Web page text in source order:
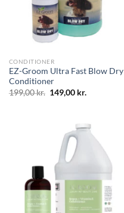
CONDITIONER
EZ-Groom Ultra Fast Blow Dry
Conditioner
199,00kr. Original
price
149,00 kr.